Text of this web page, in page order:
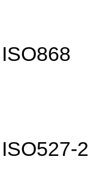
ISO868
ISO527-2